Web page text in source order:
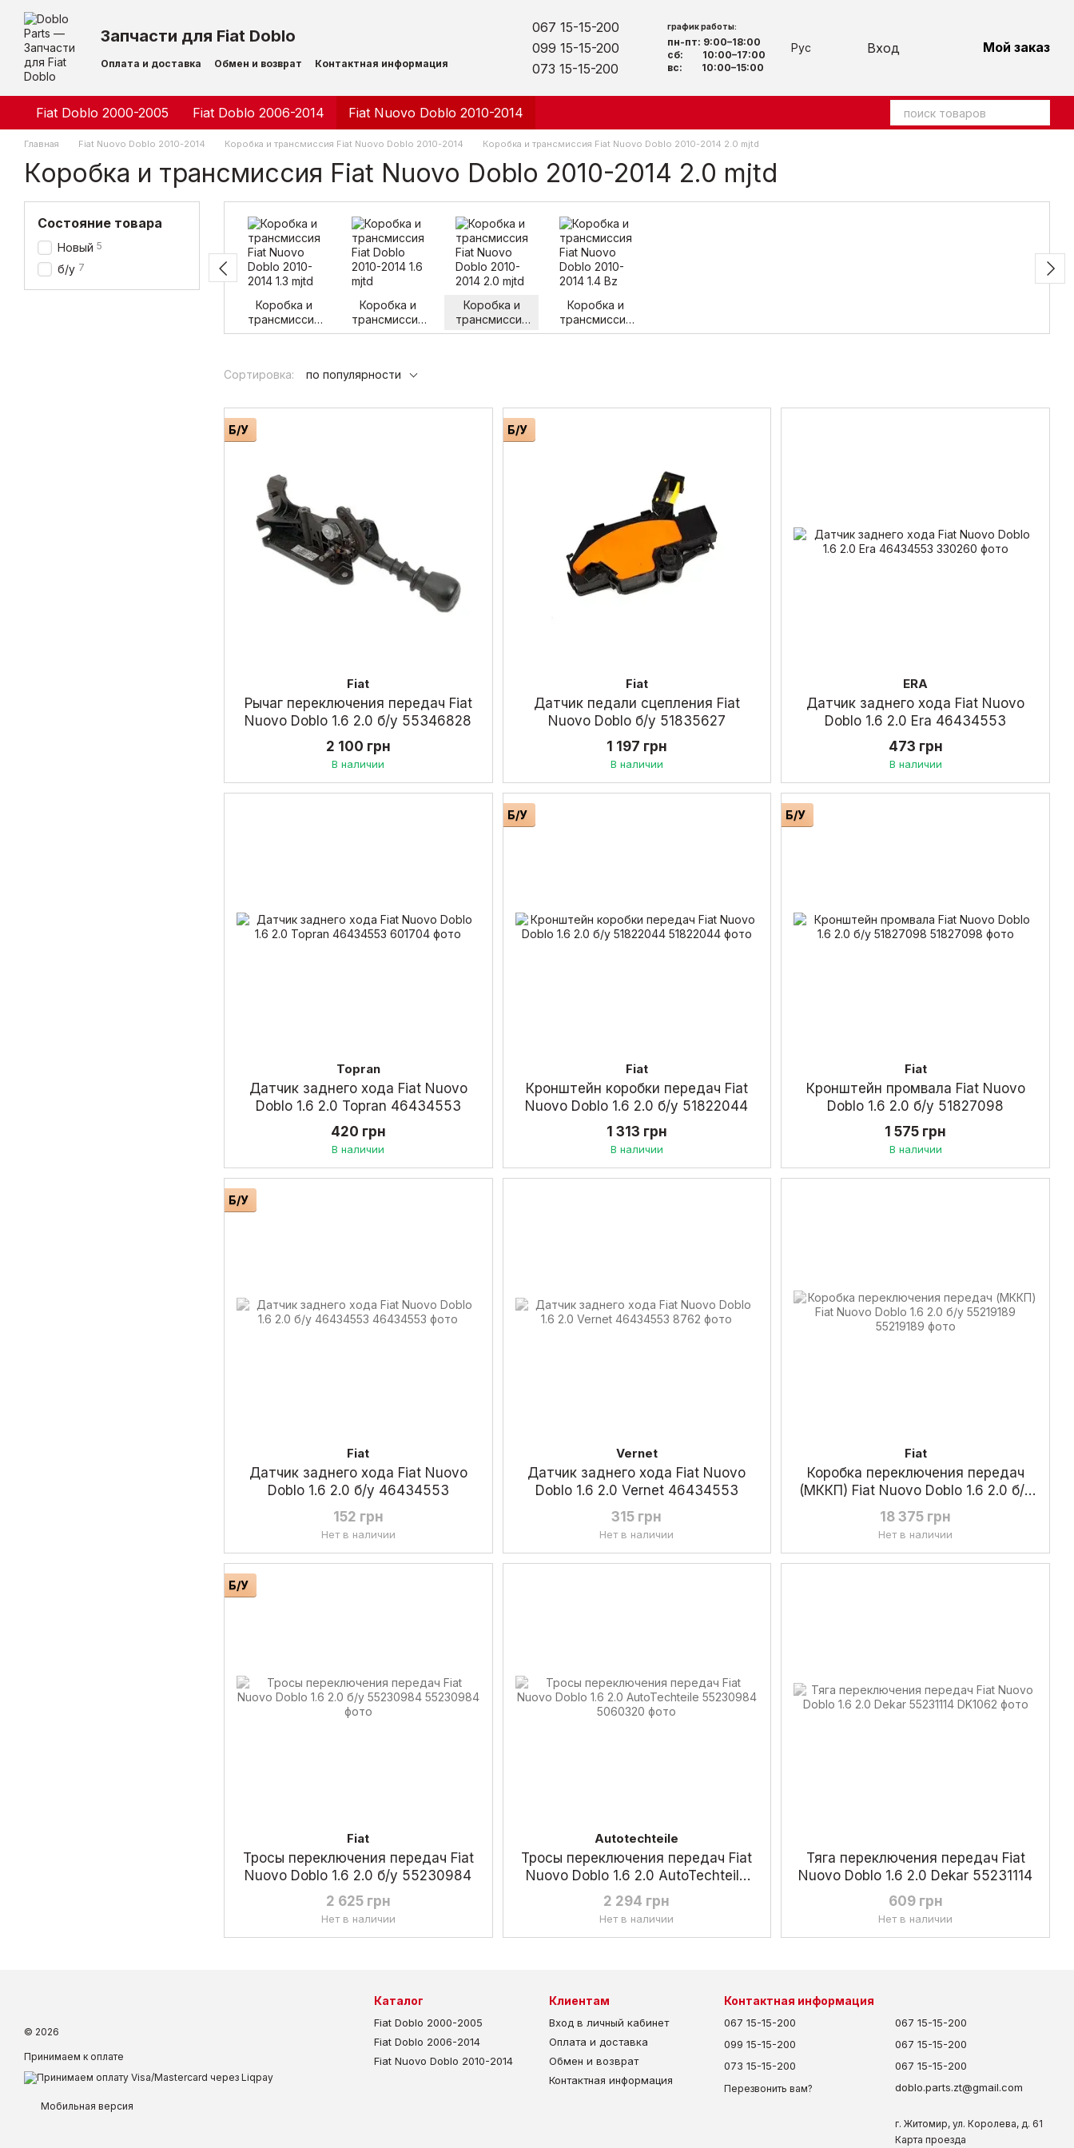
Перейти к основному контенту
Запчасти для Fiat Doblo
Оплата и доставка Обмен и возврат Контактная информация
067 15-15-200
099 15-15-200
073 15-15-200
график работы:
пн-пт: 9:00–18:00
сб: 10:00–17:00
вс: 10:00–15:00
Рус Вход Мой заказ
Fiat Doblo 2000-2005 Fiat Doblo 2006-2014 Fiat Nuovo Doblo 2010-2014
Главная Fiat Nuovo Doblo 2010-2014 Коробка и трансмиссия Fiat Nuovo Doblo 2010-2014 Коробка и трансмиссия Fiat Nuovo Doblo 2010-2014 2.0 mjtd
Коробка и трансмиссия Fiat Nuovo Doblo 2010-2014 2.0 mjtd
Коробка и
трансмиссия
Fiat Nuovo
Коробка и
трансмиссия
Fiat Doblo
Коробка и
трансмиссия
Fiat Nuovo
Коробка и
трансмиссия
Fiat Nuovo
Сортировка:
по популярности
Б/У
Fiat
Рычаг переключения передач Fiat
Nuovo Doblo 1.6 2.0 б/у 55346828
2 100 грн
В наличии
Б/У
Fiat
Датчик педали сцепления Fiat
Nuovo Doblo б/у 51835627
1 197 грн
В наличии
ERA
Датчик заднего хода Fiat Nuovo
Doblo 1.6 2.0 Era 46434553
473 грн
В наличии
Topran
Датчик заднего хода Fiat Nuovo
Doblo 1.6 2.0 Topran 46434553
420 грн
В наличии
Б/У
Fiat
Кронштейн коробки передач Fiat
Nuovo Doblo 1.6 2.0 б/у 51822044
1 313 грн
В наличии
Б/У
Fiat
Кронштейн промвала Fiat Nuovo
Doblo 1.6 2.0 б/у 51827098
1 575 грн
В наличии
Б/У
Fiat
Датчик заднего хода Fiat Nuovo
Doblo 1.6 2.0 б/у 46434553
152 грн
Нет в наличии
Vernet
Датчик заднего хода Fiat Nuovo
Doblo 1.6 2.0 Vernet 46434553
315 грн
Нет в наличии
Fiat
Коробка переключения передач
(МККП) Fiat Nuovo Doblo 1.6 2.0 б/у
55219189
18 375 грн
Нет в наличии
Б/У
Fiat
Тросы переключения передач Fiat
Nuovo Doblo 1.6 2.0 б/у 55230984
2 625 грн
Нет в наличии
Autotechteile
Тросы переключения передач Fiat
Nuovo Doblo 1.6 2.0 AutoTechteile
55230984
2 294 грн
Нет в наличии
Тяга переключения передач Fiat
Nuovo Doblo 1.6 2.0 Dekar 55231114
609 грн
Нет в наличии
Состояние товара
Новый 5
б/у 7
© 2026
Принимаем к оплате
Мобильная версия
Каталог
Fiat Doblo 2000-2005
Fiat Doblo 2006-2014
Fiat Nuovo Doblo 2010-2014
Клиентам
Вход в личный кабинет
Оплата и доставка
Обмен и возврат
Контактная информация
Контактная информация
067 15-15-200
099 15-15-200
073 15-15-200
Перезвонить вам?
067 15-15-200
067 15-15-200
067 15-15-200
doblo.parts.zt@gmail.com
г. Житомир, ул. Королева, д. 61
Карта проезда